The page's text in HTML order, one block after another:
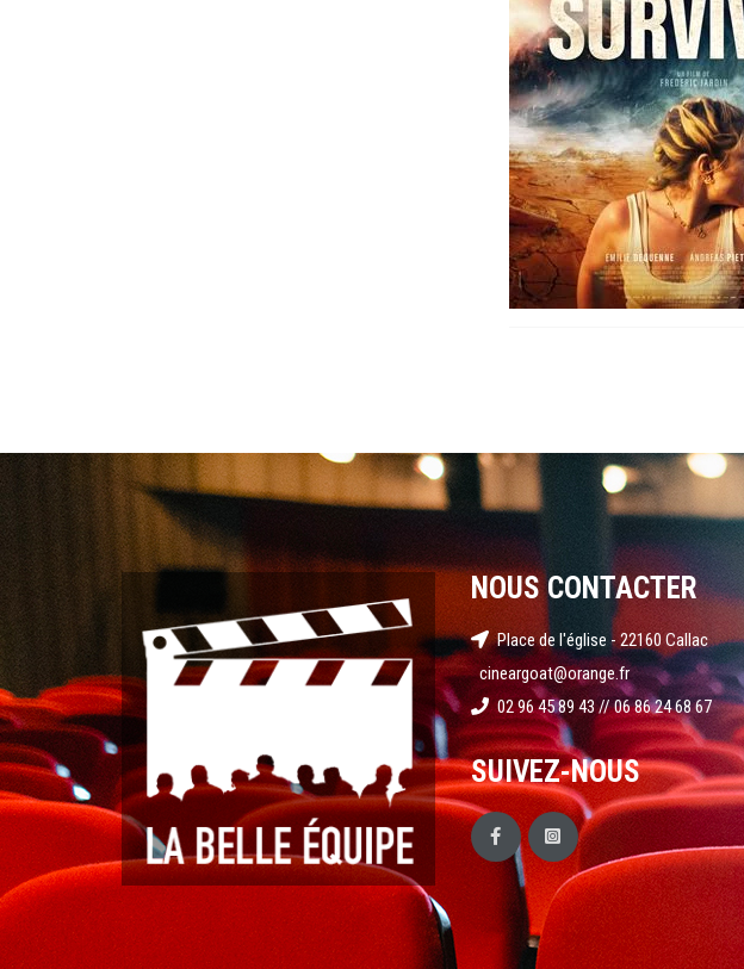
NOUS CONTACTER
Place de l'église - 22160 Callac
cineargoat@orange.fr
02 96 45 89 43 // 06 86 24 68 67
SUIVEZ-NOUS